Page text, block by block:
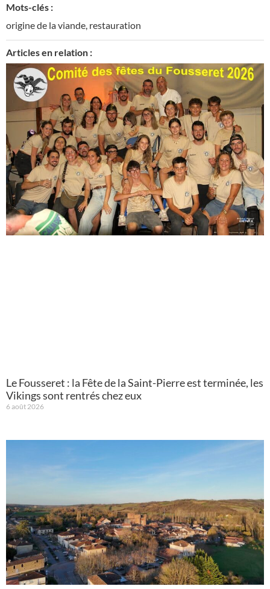
Mots-clés :
origine de la viande, restauration
Articles en relation :
Le Fousseret : la Fête de la Saint-Pierre est terminée, les
Vikings sont rentrés chez eux
6 août 2026